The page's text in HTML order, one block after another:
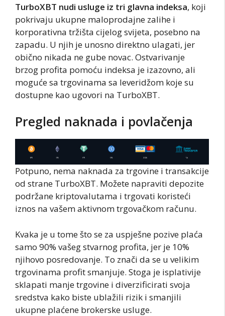
TurboXBT nudi usluge iz tri glavna indeksa, koji
pokrivaju ukupne maloprodajne zalihe i
korporativna tržišta cijelog svijeta, posebno na
zapadu. U njih je unosno direktno ulagati, jer
obično nikada ne gube novac. Ostvarivanje
brzog profita pomoću indeksa je izazovno, ali
moguće sa trgovinama sa leveridžom koje su
dostupne kao ugovori na TurboXBT.
Pregled naknada i povlačenja
Potpuno, nema naknada za trgovine i transakcije
od strane TurboXBT. Možete napraviti depozite
podržane kriptovalutama i trgovati koristeći
iznos na vašem aktivnom trgovačkom računu.
Kvaka je u tome što se za uspješne pozive plaća
samo 90% vašeg stvarnog profita, jer je 10%
njihovo posredovanje. To znači da se u velikim
trgovinama profit smanjuje. Stoga je isplativije
sklapati manje trgovine i diverzificirati svoja
sredstva kako biste ublažili rizik i smanjili
ukupne plaćene brokerske usluge.